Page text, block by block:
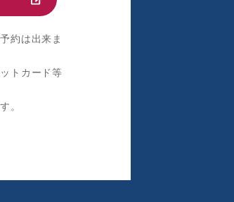
約は出来ま
トカード等
。